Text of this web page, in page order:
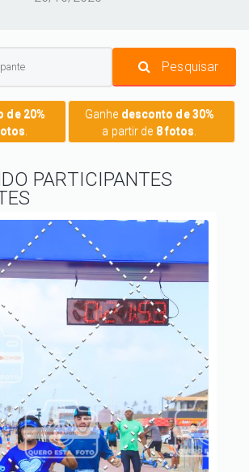
Pesquisar
de 20%
Ganhe desconto de 30%
a partir de 8 fotos
PARTICIPANTES